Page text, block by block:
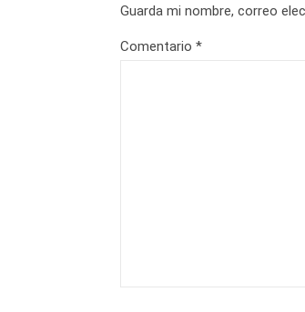
Guarda mi nombre, correo
Comentario *